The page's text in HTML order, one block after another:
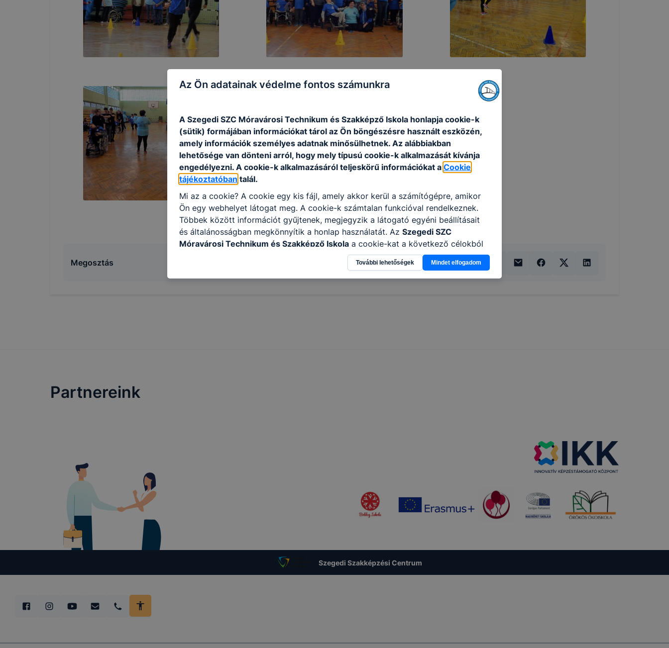
Megosztás
Partnereink
Szegedi Szakképzési Centrum
Az Ön adatainak védelme fontos számunkra
A Szegedi SZC Móravárosi Technikum és Szakképző Iskola honlapja cookie-k
(sütik) formájában információkat tárol az Ön böngészésre használt eszközén,
amely információk személyes adatnak minősülhetnek. Az alábbiakban
lehetősége van dönteni arról, hogy mely típusú cookie-k alkalmazását kívánja
engedélyezni. A cookie-k alkalmazásáról teljeskörű információkat a Cookie
tájékoztatóban talál.
Mi az a cookie? A cookie egy kis fájl, amely akkor kerül a számítógépre, amikor
Ön egy webhelyet látogat meg. A cookie-k számtalan funkcióval rendelkeznek.
Többek között információt gyűjtenek, megjegyzik a látogató egyéni beállításait
és általánosságban megkönnyítik a honlap használatát. Az Szegedi SZC
Móravárosi Technikum és Szakképző Iskola a cookie-kat a következő célokból
használja: információ gyűjtése azzal kapcsolatban, hogyan használja Ön a
honlapot -annak felmérésével, hogy a honlap melyik részeit látogatja, vagy
használja leginkább, így megtudhatjuk, hogyan biztosítsunk Önnek még jobb
További lehetőségek Mindet elfogadom